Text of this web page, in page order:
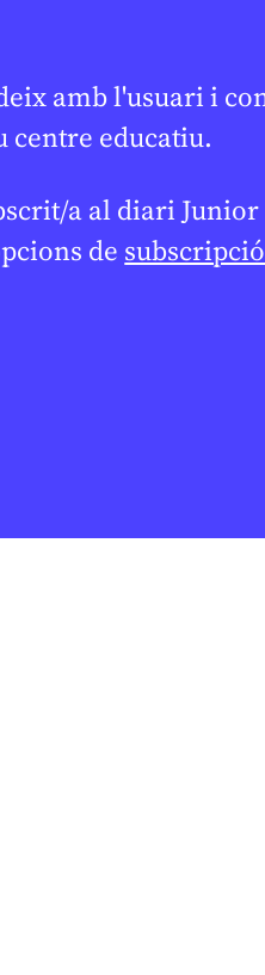
amb l'usuari i
centre educatiu.
a al diari
de